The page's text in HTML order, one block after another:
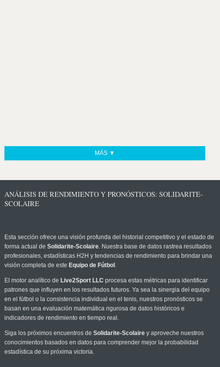
MÁS ▼
ANÁLISIS DE RENDIMIENTO Y PRONÓSTICOS: SOLIDARITE-
SCOLAIRE
Esta sección ofrece una visión profunda del historial competitivo y el estado de
forma actual de Solidarite-Scolaire. Nuestra base de datos rastrea resultados
profesionales, estadísticas H2H y tendencias de rendimiento para brindar una
visión completa de este Equipo de Fútbol .
El motor analítico de Live2Sport LLC procesa estas métricas para identificar
patrones que influyen en los resultados futuros. Ya sea la sinergia del equipo
en el fútbol o la consistencia individual en el tenis, nuestros pronósticos se
basan en una evaluación matemática rigurosa de datos históricos e
indicadores de rendimiento en tiempo real.
Siga los próximos encuentros de Solidarite-Scolairey aproveche nuestros
conocimientos basados en datos para comprender mejor la probabilidad
estadística de su próxima victoria.